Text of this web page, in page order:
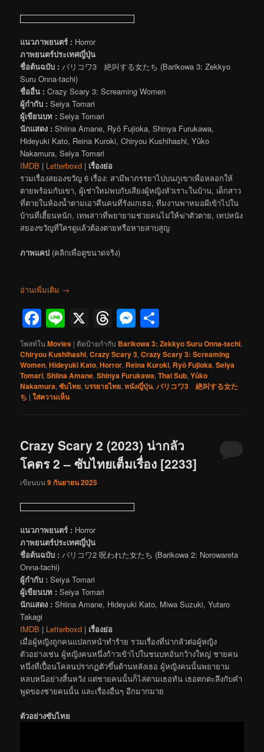
แนวภาพยนตร์ : Horror
ภาพยนตร์ประเทศญี่ปุ่น
ชื่อต้นฉบับ : バリコワ3 絶叫する女たち (Barikowa 3: Zekkyo
Suru Onna-tachi)
ชื่ออื่น : Crazy Scary 3: Screaming Women
ผู้กำกับ : Seiya Tomari
ผู้เขียนบท : Seiya Tomari
นักแสดง : Shiina Amane, Ryô Fujioka, Shinya Furukawa,
Hideyuki Kato, Reina Kuroki, Chiryou Kushihashi, Yûko
Nakamura, Seiya Tomari
IMDB | Letterboxd | เรื่องย่อ
รวมเรื่องสยองขวัญ 6 เรื่อง: สามีพาภรรยาไปบนภูเขาเพื่อหลอกให้
ตายพร้อมกับเขา, ผู้เช่าใหม่พบกับเสียงผู้หญิงหัวเราะในบ้าน, เด็กสาว
ที่ตายในห้องน้ำตามเอาคืนคนที่รังแกเธอ, ทีมงานพาหมอผีเข้าไปใน
บ้านที่เฮี้ยนหนัก, เทพสาวที่พยายามช่วยคนไม่ให้ฆ่าตัวตาย, เทปหนัง
สยองขวัญที่ใครดูแล้วต้องตายหรือหายสาบสูญ
ภาพแคป (คลิกเพื่อดูขนาดจริง)
อ่านเพิ่มเติม →
Facebook
Line
X Threads
Messenger
โพสท์ในMovies | ติดป้ายกำกับ Barikowa 3: Zekkyo Suru Onna-tachi,
Chiryou Kushihashi,Crazy Scary 3,Crazy Scary 3: Screaming
Women,Hideyuki Kato,Horror, Reina Kuroki, Ryô Fujioka,Seiya
Tomari,Shiina Amane,Shinya Furukawa,Thai Sub,Yûko
Nakamura,ซับไทย,บรรยายไทย,หนังญี่ปุ่น,バリコワ3 絶叫する女た
ち |ใส่ความเห็น
Crazy Scary 2 (2023) น่ากลัว
โคตร 2 – ซับไทยเต็มเรื่อง [2233]
เขียนบน9 กันยายน 2025
แนวภาพยนตร์ : Horror
ภาพยนตร์ประเทศญี่ปุ่น
ชื่อต้นฉบับ : バリコワ2 呪われた女たち (Barikowa 2: Norowareta
Onna-tachi)
ผู้กำกับ : Seiya Tomari
ผู้เขียนบท : Seiya Tomari
นักแสดง : Shiina Amane, Hideyuki Kato, Miwa Suzuki, Yutaro
Takagi
IMDB | Letterboxd | เรื่องย่อ
เมื่อผู้หญิงถูกคนแปลกหน้าทำร้าย รวมเรื่องที่น่ากลัวต่อผู้หญิง
ตัวอย่างเช่น ผู้หญิงคนหนึ่งก้าวเข้าไปในชนบทอันกว้างใหญ่ ชายคน
หนึ่งที่เปื้อนโคลนปรากฏตัวขึ้นด้านหลังเธอ ผู้หญิงคนนั้นพยายาม
หลบหนีอย่างสิ้นหวัง แต่ชายคนนั้นก็ไล่ตามเธอทัน เธอตกตะลึงกับคำ
พูดของชายคนนั้น และเรื่องอื่นๆ อีกมากมาย
ตัวอย่างซับไทย